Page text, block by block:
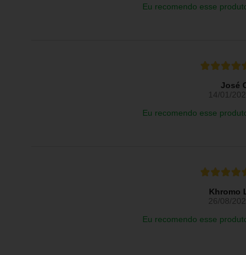
Eu recomendo esse
José
14/01/
Eu recomendo esse
Khromo
26/08/
Eu recomendo esse